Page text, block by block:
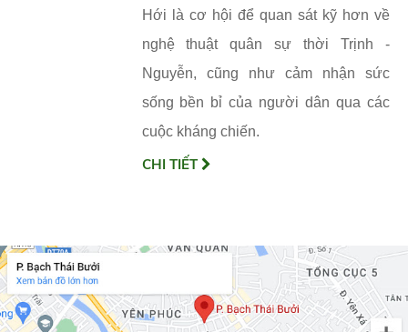
Hới là cơ hội để quan sát kỹ hơn về
nghệ thuật quân sự thời Trịnh -
Nguyễn, cũng như cảm nhận sức
sống bền bỉ của người dân qua các
cuộc kháng chiến.
CHI TIẾT